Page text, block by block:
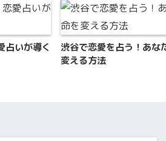
占いが導く
渋谷で恋愛を占う！あな
変える方法